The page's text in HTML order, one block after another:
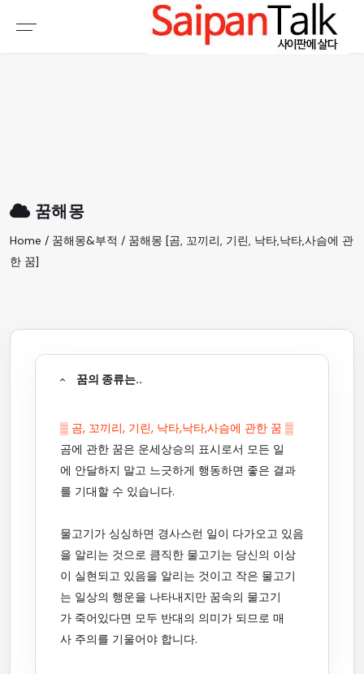
꿈해몽
Home / 꿈해몽&부적 / 꿈해몽 [곰, 꼬끼리, 기린, 낙타,낙타,사슴에 관
한 꿈]
꿈의 종류는..
▒ 곰, 꼬끼리, 기린, 낙타,낙타,사슴에 관한 꿈 ▒
곰에 관한 꿈은 운세상승의 표시로서 모든 일
에 안달하지 말고 느긋하게 행동하면 좋은 결과
를 기대할 수 있습니다.
물고기가 싱싱하면 경사스런 일이 다가오고 있음
을 알리는 것으로 큼직한 물고기는 당신의 이상
이 실현되고 있음을 알리는 것이고 작은 물고기
는 일상의 행운을 나타내지만 꿈속의 물고기
가 죽어있다면 모두 반대의 의미가 되므로 매
사 주의를 기울어야 합니다.
여행정보
생활정보
갤러리 & 동영상